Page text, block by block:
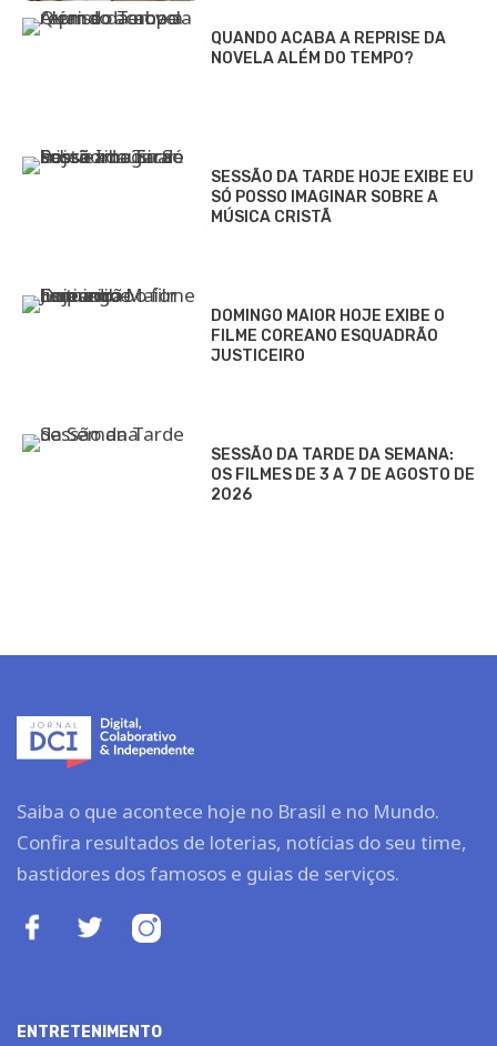
QUANDO ACABA A REPRISE DA
NOVELA ALÉM DO TEMPO?
SESSÃO DA TARDE HOJE EXIBE EU
SÓ POSSO IMAGINAR SOBRE A
MÚSICA CRISTÃ
DOMINGO MAIOR HOJE EXIBE O
FILME COREANO ESQUADRÃO
JUSTICEIRO
SESSÃO DA TARDE DA SEMANA:
OS FILMES DE 3 A 7 DE AGOSTO DE
2026
Saiba o que acontece hoje no Brasil e no Mundo.
Confira resultados de loterias, notícias do seu time,
bastidores dos famosos e guias de serviços.
ENTRETENIMENTO